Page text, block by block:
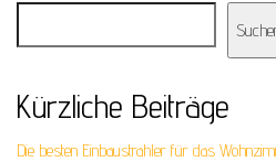
Kürzliche Beiträge
Die besten Einbaustrahler für das